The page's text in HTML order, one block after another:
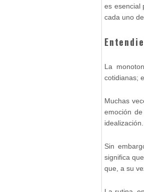
es esencial
cada uno
La
cotidianas;
Muchas
emoción
idealización.
Sin
significa
que, a su